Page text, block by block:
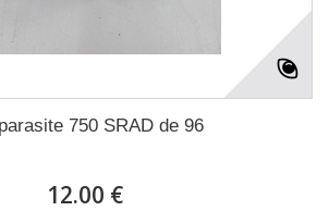
750 SRAD de 96
12.00 €